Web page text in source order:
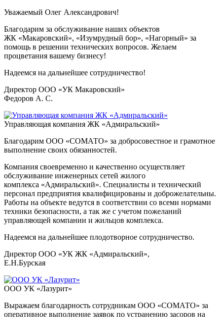
Уважаемый Олег Александрович!
Благодарим за обслуживание наших объектов
ЖК «Макаровский», «Изумрудный бор», «Нагорный» за
помощь в решении технических вопросов. Желаем
процветания вашему бизнесу!
Надеемся на дальнейшее сотрудничество!
Директор ООО «УК Макаровский»
Федоров А. С.
Управляющая компания ЖК «Адмиральский»
Благодарим ООО «СОМАТО» за добросовестное и грамотное
выполнение своих обязанностей.
Компания своевременно и качественно осуществляет
обслуживание инженерных сетей жилого
комплекса «Адмиральский». Специалисты и технический
персонал предприятия квалифицированы и доброжелательны.
Работы на объекте ведутся в соответствии со всеми нормами
техники безопасности, а так же с учетом пожеланий
управляющей компании и жильцов комплекса.
Надеемся на дальнейшее плодотворное сотрудничество.
Директор ООО «УК ЖК «Адмиральский»,
Е.Н.Бурская
ООО УК «Лазурит»
Выражаем благодарность сотрудникам ООО «СОМАТО» за
оперативное выполнение заявок по устранению засоров на